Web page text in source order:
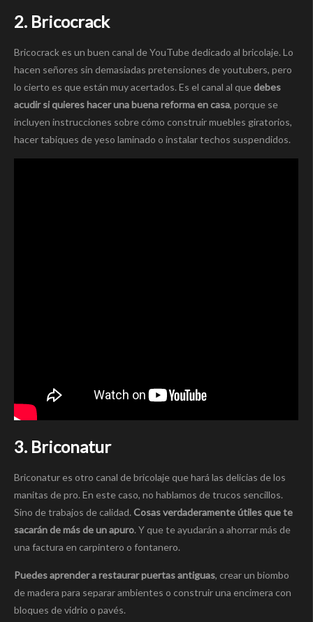
2. Bricocrack
Bricocrack es un buen canal de YouTube dedicado al bricolaje. Lo
hacen señores sin demasiadas pretensiones de youtubers, pero
lo cierto es que están muy acertados. Es el canal al quedebes
acudir si quieres hacer una buena reforma en casa, porque se
incluyen instrucciones sobre cómo construir muebles giratorios,
hacer tabiques de yeso laminado o instalar techos suspendidos.
3. Briconatur
Briconatur es otro canal de bricolaje que hará las delicias de los
manitas de pro. En este caso, no hablamos de trucos sencillos.
Sino de trabajos de calidad. Cosas verdaderamente útiles que te
sacarán de más de un apuro. Y que te ayudarán a ahorrar más de
una factura en carpintero o fontanero.
Puedes aprender a restaurar puertas antiguas, crear un biombo
de madera para separar ambientes o construir una encimera con
bloques de vidrio o pavés.